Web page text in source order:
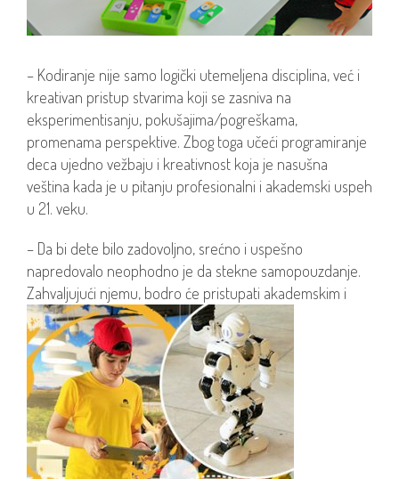
– Kodiranje nije samo logički utemeljena disciplina, već i
kreativan pristup stvarima koji se zasniva na
eksperimentisanju, pokušajima/pogreškama,
promenama perspektive. Zbog toga učeći programiranje
deca ujedno vežbaju i kreativnost koja je nasušna
veština kada je u pitanju profesionalni i akademski uspeh
u 21. veku.
– Da bi dete bilo zadovoljno, srećno i uspešno
napredovalo neophodno je da stekne samopouzdanje.
Zahvaljujući njemu, bodro će pristupati akademskim i